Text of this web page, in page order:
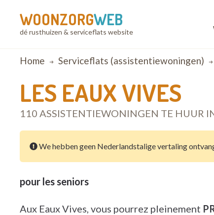
WOONZORGWEB
dé rusthuizen & serviceflats website
Breadcrumb
Home Serviceflats (assistentiewoningen)
LES EAUX VIVES
110 ASSISTENTIEWONINGEN TE HUUR
We hebben geen Nederlandstalige vertaling
pour les seniors
Aux Eaux Vives, vous pourrez pleinement